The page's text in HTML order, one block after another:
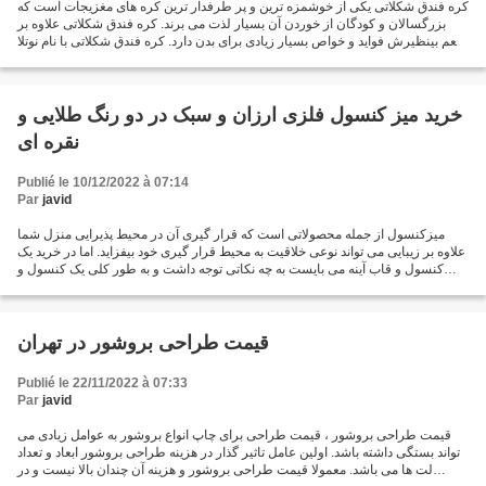
کره فندق شکلاتی یکی از خوشمزه ترین و پر طرفدار ترین کره های مغزیجات است که
بزرگسالان و کودگان از خوردن آن بسیار لذت می برند. کره فندق شکلاتی علاوه بر
طعم بینظیرش فواید و خواص بسیار زیادی برای بدن دارد. کره فندق شکلاتی با نام نوتلا
خرید میز کنسول فلزی ارزان و سبک در دو رنگ طلایی و
نقره ای
Publié le 10/12/2022 à 07:14
Par javid
میزکنسول از جمله محصولاتی است که قرار گیری آن در محیط پذیرایی منزل شما
علاوه بر زیبایی می تواند نوعی خلاقیت به محیط قرار گیری خود بیفزاید. اما در خرید یک
کنسول و قاب آینه می بایست به چه نکاتی توجه داشت و به طور کلی یک کنسول و
قیمت طراحی بروشور در تهران
Publié le 22/11/2022 à 07:33
Par javid
قیمت طراحی بروشور ، قیمت طراحی برای چاپ انواع بروشور به عوامل زیادی می
تواند بستگی داشته باشد. اولین عامل تاثیر گذار در هزینه طراحی بروشور ابعاد و تعداد
لت ها می باشد. معمولا قیمت طراحی بروشور و هزینه آن چندان بالا نیست و در